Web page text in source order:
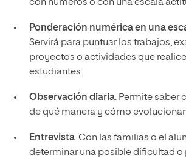
con números o con una escala
Ponderación numérica en una
Servirá para puntuar los trabajos,
proyectos o actividades que
estudiantes.
Observación diaria. Permite saber
de qué manera y cómo
Entrevista. Con las familias o el
determinar una posible dificultad o